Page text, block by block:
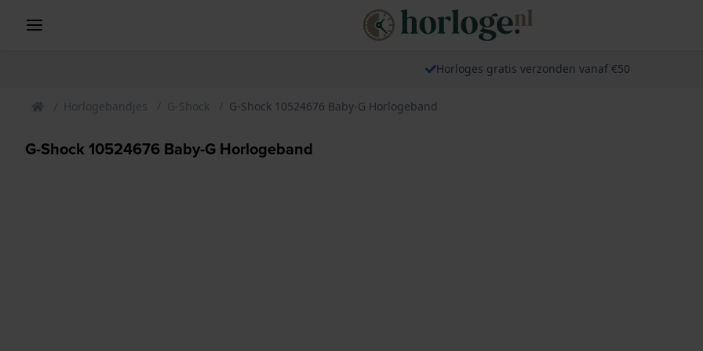
Horloges gratis verzonden vanaf €50
Horlogebandjes G-Shock G-Shock 10524676 Baby-G Horlogeband
G-Shock 10524676 Baby-G Horlogeband